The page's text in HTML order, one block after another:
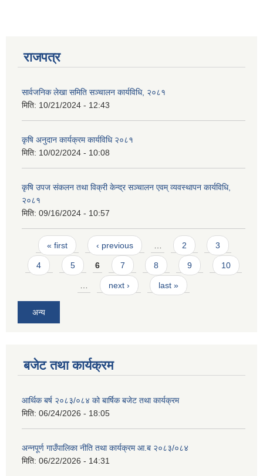
राजपत्र
सार्वजनिक लेखा समिति सञ्चालन कार्यविधि, २०८१
मिति: 10/21/2024 - 12:43
कृषि अनुदान कार्यक्रम कार्यविधि २०८१
मिति: 10/02/2024 - 10:08
कृषि उपज संकलन तथा विक्री केन्द्र सञ्चालन एवम् व्यवस्थापन कार्यविधि,
२०८१
मिति: 09/16/2024 - 10:57
Pages
« first ‹ previous 2 3
4 5 6 7 8 9 10
next › last »
अन्य
बजेट तथा कार्यक्रम
आर्थिक बर्ष २०८३/०८४ को बार्षिक बजेट तथा कार्यक्रम
मिति: 06/24/2026 - 18:05
अन्नपूर्ण गाउँपालिका नीति तथा कार्यक्रम आ.ब २०८३/०८४
मिति: 06/22/2026 - 14:31